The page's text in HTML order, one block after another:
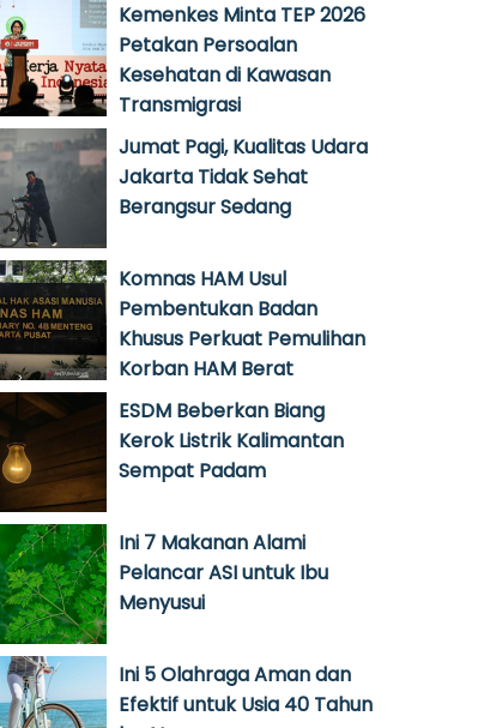
Kemenkes Minta TEP 2026
Petakan Persoalan
Kesehatan di Kawasan
Transmigrasi
Jumat Pagi, Kualitas Udara
Jakarta Tidak Sehat
Berangsur Sedang
Komnas HAM Usul
Pembentukan Badan
Khusus Perkuat Pemulihan
Korban HAM Berat
ESDM Beberkan Biang
Kerok Listrik Kalimantan
Sempat Padam
Ini 7 Makanan Alami
Pelancar ASI untuk Ibu
Menyusui
Ini 5 Olahraga Aman dan
Efektif untuk Usia 40 Tahun